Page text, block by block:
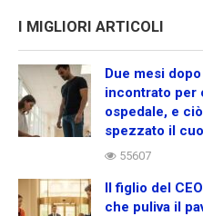
I MIGLIORI ARTICOLI
Due mesi
incontrato per
ospedale, e
spezzato il
55607
Il figlio del
che puliva il